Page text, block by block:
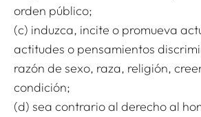
orden público;
(c) induzca, incite o promueva
actitudes o pensamientos
razón de sexo, raza, religión,
condición;
(d) sea contrario al derecho al